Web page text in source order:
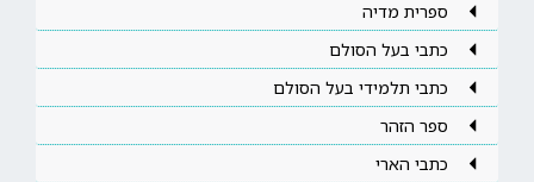
ספרית מדיה
כתבי בעל הסולם
כתבי תלמידי בעל הסולם
ספר הזהר
כתבי הארי